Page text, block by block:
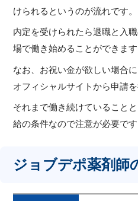
けられるというのが流れです。
内定を受けられたら退職と入
場で働き始めることができます
なお、お祝い金が欲しい場合
オフィシャルサイトから申請
それまで働き続けていること
給の条件なので注意が必要です
ジョブデポ薬剤師